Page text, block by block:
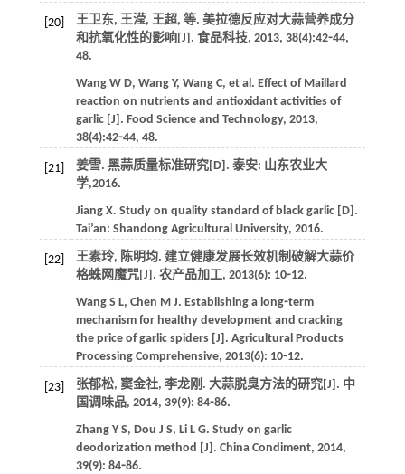
[20] 王卫东, 王滢, 王超, 等. 美拉德反应对大蒜营养成分
和抗氧化性的影响[J]. 食品科技, 2013, 38(4):42⁃44,
48.
Wang W D, Wang Y, Wang C, et al. Effect of Maillard
reaction on nutrients and antioxidant activities of
garlic [J]. Food Science and Technology, 2013,
38(4):42⁃44, 48.
[21]
姜雪. 黑蒜质量标准研究[D]. 泰安: 山东农业大
学,2016.
Jiang X. Study on quality standard of black garlic [D].
Tai’an: Shandong Agricultural University, 2016.
[22]
王素玲, 陈明均. 建立健康发展长效机制破解大蒜价
格蛛网魔咒[J]. 农产品加工, 2013(6): 10⁃12.
Wang S L, Chen M J. Establishing a long⁃term
mechanism for healthy development and cracking
the price of garlic spiders [J]. Agricultural Products
Processing Comprehensive, 2013(6): 10⁃12.
[23] 张郁松, 窦金社, 李龙刚. 大蒜脱臭方法的研究[J]. 中
国调味品, 2014, 39(9): 84⁃86.
Zhang Y S, Dou J S, Li L G. Study on garlic
deodorization method [J]. China Condiment, 2014,
39(9): 84⁃86.